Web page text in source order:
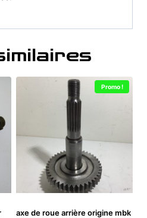
Promo !
axe de roue arrière origine mbk